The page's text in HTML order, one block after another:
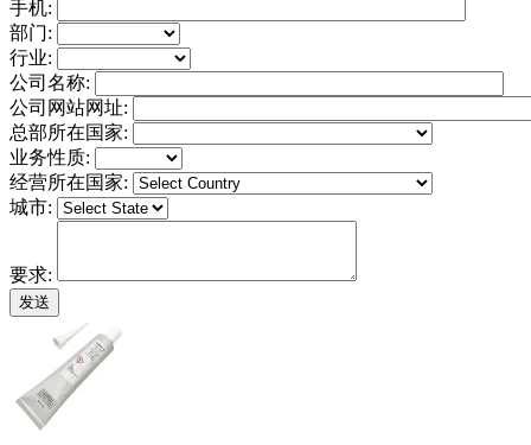
手机:
部门:
行业:
公司名称:
公司网站网址:
总部所在国家:
业务性质:
经营所在国家:
城市:
要求: